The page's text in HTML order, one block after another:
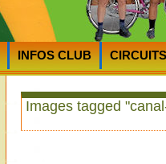
INFOS CLUB
CIRCUITS
Images tagged